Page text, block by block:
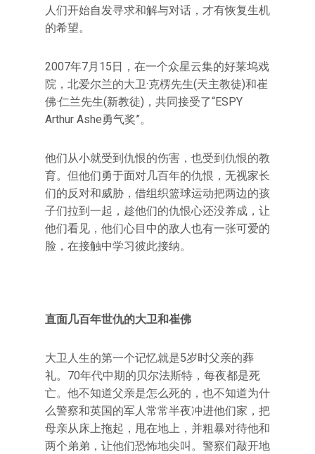
人们开始自发寻求和解与对话，才有恢复生机
的希望。
2007年7月15日，在一个众星云集的好莱坞戏
院，北爱尔兰的大卫·克楞先生(天主教徒)和崔
佛·仁兰先生(新教徒)，共同接受了“ESPY
Arthur Ashe勇气奖”。
他们从小就受到仇恨的伤害，也受到仇恨的教
育。但他们勇于面对几百年的仇恨，无视家长
们的反对和威胁，借组织篮球运动把两边的孩
子们拉到一起，趁他们的仇恨心还没养成，让
他们看见，他们心目中的敌人也有一张可爱的
脸，在接触中学习彼此接纳。
直面几百年世仇的大卫和崔佛
大卫人生的第一个记忆就是5岁时父亲的葬
礼。70年代中期的贝尔法斯特，每夜都是死
亡。他不知道父亲是怎么死的，也不知道为什
么警察和英国的军人常常半夜冲进他们家，把
母亲从床上拖起，甩在地上，并粗暴对待他和
两个弟弟，让他们恐怖地尖叫。警察们敲开地